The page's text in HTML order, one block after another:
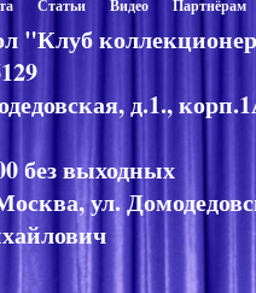
Статьи Видео Партнёрам
"Клуб
д.1.,
без выходных
ул.